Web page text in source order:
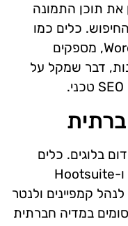
את תוכן התמונה
כלים כמו
Yoast SEO, המיועדים ל-WordPress, מספקים
דבר שמקל על
בלוגים. כלים
לניהול מדיה חברתית כגון Buffer ו-Hootsuite
קמפיינים ולנטר
במדיה חברתית